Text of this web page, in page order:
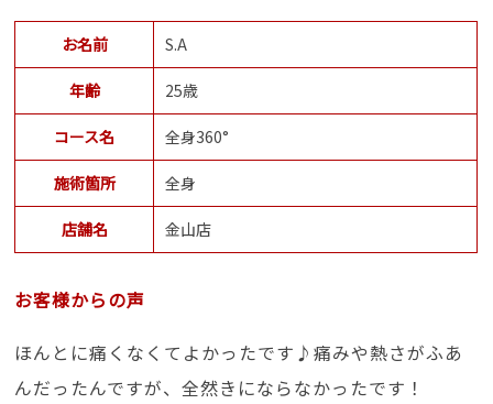
お名前 S.A
年齢 25歳
コース名 全身360°
施術箇所 全身
店舗名 金山店
お客様からの声
ほんとに痛くなくてよかったです♪痛みや熱さがふあ
んだったんですが、全然きにならなかったです！